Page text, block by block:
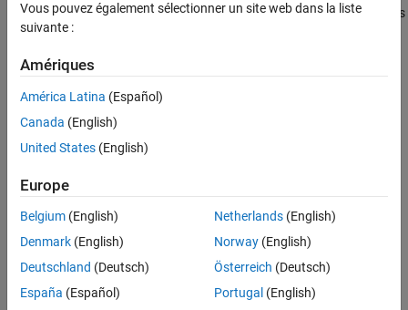
Cpp.AstNodeProperties Class
ON THIS PAGE
Predicates
Version History
abstract syntax tree (AST) node. This class implements predicates
of a generic AST node that can be accessed and invoked by its
Predicates
expand all
Version History
Introduced in R2026a
How useful was this information?
Vous pouvez également sélectionner un site web dans la liste
suivante :
Amériques
América Latina (Español)
Canada (English)
United States (English)
Europe
Belgium (English)
Denmark (English)
Deutschland (Deutsch)
España (Español)
Netherlands(English)
Norway(English)
Österreich (Deutsch)
Portugal (English)